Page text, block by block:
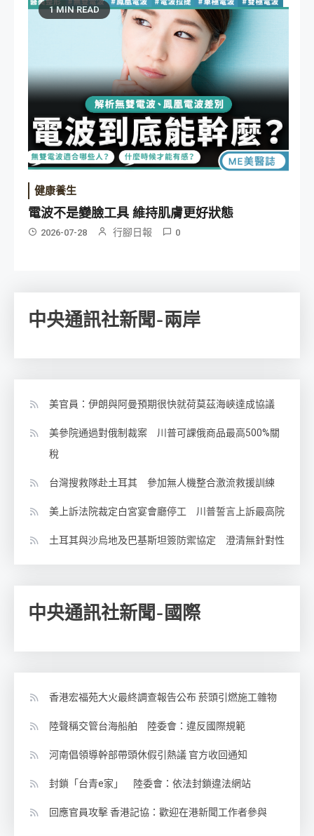
1 MIN READ
健康養生
電波不是變臉工具 維持肌膚更好狀態
2026-07-28 行腳日報 0
中央通訊社新聞-兩岸
美官員：伊朗與阿曼預期很快就荷莫茲海峽達成協議
美參院通過對俄制裁案 川普可課俄商品最高500%關
稅
台灣搜救隊赴土耳其 參加無人機整合激流救援訓練
美上訴法院裁定白宮宴會廳停工 川普誓言上訴最高院
土耳其與沙烏地及巴基斯坦簽防禦協定 澄清無針對性
中央通訊社新聞-國際
香港宏福苑大火最終調查報告公布 菸頭引燃施工雜物
陸聲稱交管台海船舶 陸委會：違反國際規範
河南倡領導幹部帶頭休假引熱議 官方收回通知
封鎖「台青e家」 陸委會：依法封鎖違法網站
回應官員攻擊 香港記協：歡迎在港新聞工作者參與